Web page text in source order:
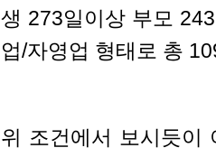
생 273일이상 부모
업/자영업 형태로 총
위 조건에서 보시듯이